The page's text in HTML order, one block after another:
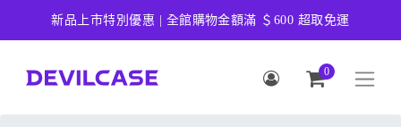
新品上市特別優惠 | 全館購物金額滿 ＄600 超取免運
0